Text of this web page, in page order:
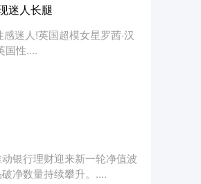
迷人长腿
迷人!英国超模女星罗茜·汉
国性....
银行理财迎来新一轮净值波
净数量持续攀升。....